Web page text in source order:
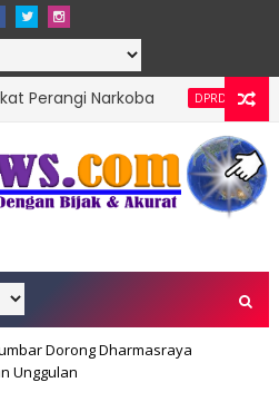
DPRD SUMBAR
Indra Catri
kepada Masyarakat Ketaping
Dorong Dharmasraya
Unggulan